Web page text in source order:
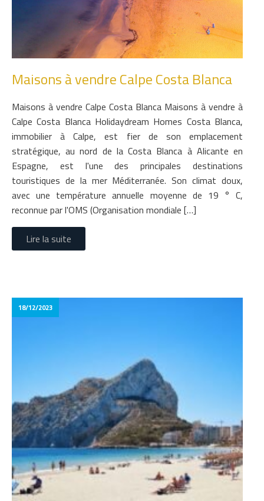
Maisons à vendre Calpe Costa Blanca
Maisons à vendre Calpe Costa Blanca Maisons à vendre à
Calpe Costa Blanca Holidaydream Homes Costa Blanca,
immobilier à Calpe, est fier de son emplacement
stratégique, au nord de la Costa Blanca à Alicante en
Espagne, est l'une des principales destinations
touristiques de la mer Méditerranée. Son climat doux,
avec une température annuelle moyenne de 19 ° C,
reconnue par l'OMS (Organisation mondiale […]
Lire la suite
18/12/2023